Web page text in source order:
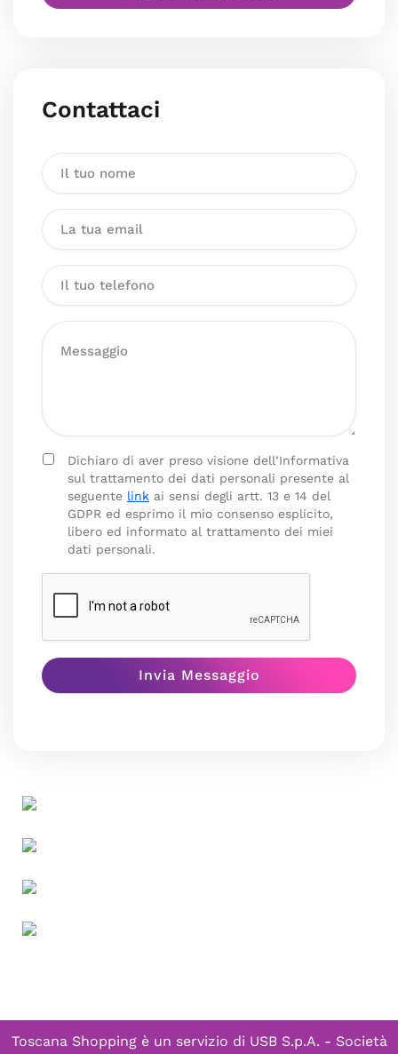
Contattaci
Dichiaro di aver preso visione dell’Informativa
sul trattamento dei dati personali presente al
seguente link ai sensi degli artt. 13 e 14 del
GDPR ed esprimo il mio consenso esplicito,
libero ed informato al trattamento dei miei
dati personali.
Toscana Shopping è un servizio di USB S.p.A. - Società